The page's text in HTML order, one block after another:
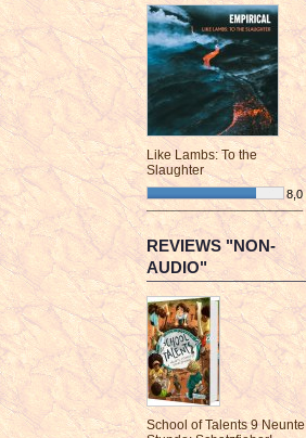
Like Lambs: To the
Slaughter
8,0
¯¯¯¯¯¯¯¯¯¯¯¯¯¯¯¯¯¯¯¯¯¯¯¯
REVIEWS "NON-
AUDIO"
School of Talents 9 Neunte